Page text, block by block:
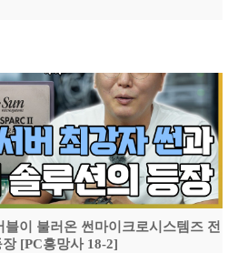
이 불러온 썬마이크로시스템즈 전
[PC흥망사 18-2]